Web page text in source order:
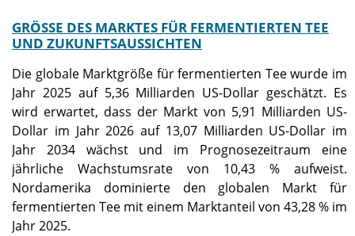
GRÖSSE DES MARKTES FÜR FERMENTIERTEN TEE U
ND ZUKUNFTSAUSSICHTEN
Die globale Marktgröße für fermentierten Tee wurde im
Jahr 2025 auf 5,36 Milliarden US-Dollar geschätzt. Es
wird erwartet, dass der Markt von 5,91 Milliarden US-
Dollar im Jahr 2026 auf 13,07 Milliarden US-Dollar im
Jahr 2034 wächst und im Prognosezeitraum eine
jährliche Wachstumsrate von 10,43 % aufweist.
Nordamerika dominierte den globalen Markt für
fermentierten Tee mit einem Marktanteil von 43,28 % im
Jahr 2025.